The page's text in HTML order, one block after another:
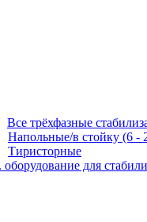
Все трёхфазные
Напольные/в стойку (6 -
Тиристорные
для